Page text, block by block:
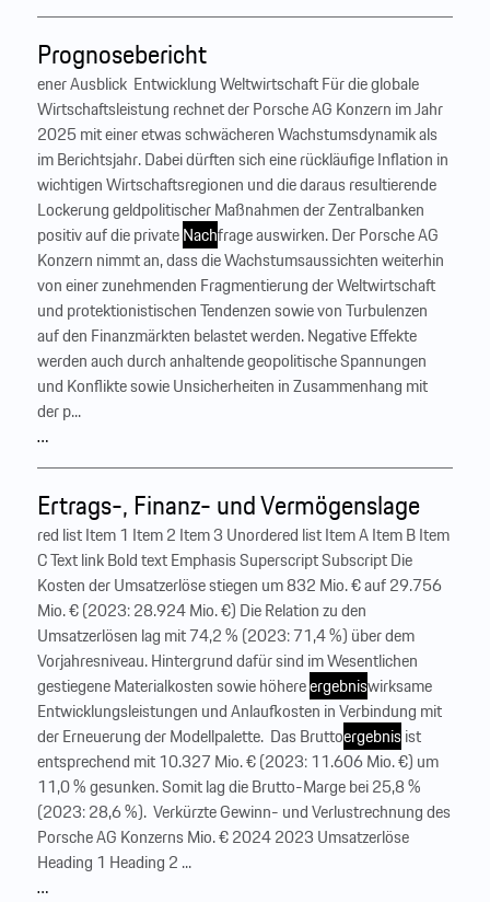
Prognosebericht
ener Ausblick ‍ Entwicklung Weltwirtschaft Für die globale
Wirtschaftsleistung rechnet der Porsche AG Konzern im Jahr
2025 mit einer etwas schwächeren Wachstumsdynamik als
im Berichtsjahr. Dabei dürften sich eine rückläufige Inflation in
wichtigen Wirtschaftsregionen und die daraus resultierende
Lockerung geldpolitischer Maßnahmen der Zentralbanken
positiv auf die privateNachfrage auswirken. Der Porsche AG
Konzern nimmt an, dass die Wachstumsaussichten weiterhin
von einer zunehmenden Fragmentierung der Weltwirtschaft
und protektionistischen Tendenzen sowie von Turbulenzen
auf den Finanzmärkten belastet werden. Negative Effekte
werden auch durch anhaltende geopolitische Spannungen
und Konflikte sowie Unsicherheiten in Zusammenhang mit
der p...
…
Ertrags-, Finanz- und Vermögenslage
red list Item 1 Item 2 Item 3 Unordered list Item A Item B Item
C Text link Bold text Emphasis Superscript Subscript Die
Kosten der Umsatzerlöse stiegen um 832 Mio. € auf 29.756
Mio. € (2023: 28.924 Mio. €) Die Relation zu den
Umsatzerlösen lag mit 74,2 % (2023: 71,4 %) über dem
Vorjahresniveau. Hintergrund dafür sind im Wesentlichen
gestiegene Materialkosten sowie höhereergebniswirksame
Entwicklungsleistungen und Anlaufkosten in Verbindung mit
der Erneuerung der Modellpalette. ‍ Das Bruttoergebnisist
entsprechend mit 10.327 Mio. € (2023: 11.606 Mio. €) um
11,0 % gesunken. Somit lag die Brutto-Marge bei 25,8 %
(2023: 28,6 %). ‍ Verkürzte Gewinn- und Verlustrechnung des
Porsche AG Konzerns Mio. € 2024 2023 Umsatzerlöse
Heading 1 Heading 2 ...
…